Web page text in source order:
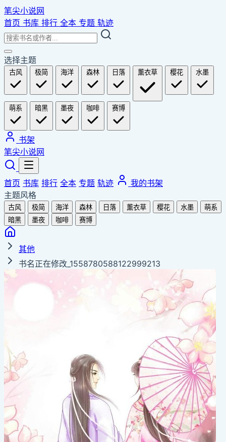
笔尖小说网
首页 书库 排行 全本 专题 轨迹
选择主题
古风 极简 海洋 森林 日落 薰衣草 樱花 水墨
萌系 暗黑 墨夜 咖啡 赛博
书架
笔尖小说网
首页 书库 排行 全本 专题 轨迹
我的书架
主题风格
古风 极简 海洋 森林 日落 薰衣草 樱花 水墨
萌系
暗黑
墨夜 咖啡 赛博
其他
书名正在修改_1558780588122999213